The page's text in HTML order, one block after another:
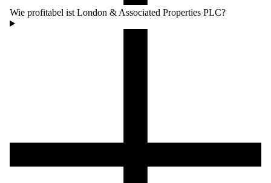
Wie profitabel ist London & Associated Properties PLC?